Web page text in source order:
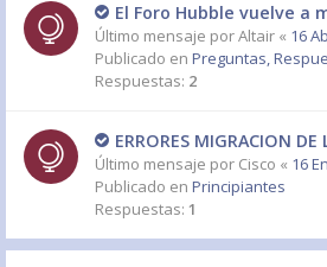
El Foro Hubble vuelve a
Último mensaje porAltair « 16
Publicado en Preguntas,
Respuestas: 2
ERRORES MIGRACION
Último mensaje por Cisco « 16
Publicado en Principiantes
Respuestas: 1